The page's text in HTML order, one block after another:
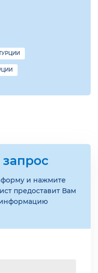
форму и нажмите
предоставит Вам